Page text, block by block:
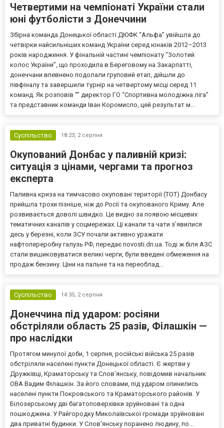
Четвертими на чемпіонаті України стали
юні футболісти з Донеччини
Збірна команда Донецької області ДЮФК “Альфа” увійшла до
четвірки найсильніших команд України серед юнаків 2012–2013
років народження. У фінальній частині чемпіонату “Золотий
колос України”, що проходила в Береговому на Закарпатті,
донеччани впевнено подолали груповий етап, дійшли до
півфіналу та завершили турнір на четвертому місці серед 11
команд. Як розповів “” директор ГО “Спортивна молодіжна ліга”
та представник команди Іван Коромисло, цей результат м...
Суспільство 18:23, 2 серпня
Окупований Донбас у паливній кризі:
ситуація з цінами, чергами та прогноз
експерта
Паливна криза на тимчасово окуповані території (ТОТ) Донбасу
прийшла трохи пізніше, ніж до Росії та окупованого Криму. Але
розвивається доволі швидко. Це видно за появою місцевих
тематичних каналів у соцмережах. Ці канали та чати з’явилися
десь у березні, коли ЗСУ почали активно уражати
нафтопереробну галузь РФ, передає novosti.dn.ua. Тоді ж біля АЗС
стали вишиковуватися великі черги, були введені обмеження на
продаж бензину. Ціни на пальне та на переоблад...
Суспільство 14:35, 2 серпня
Донеччина під ударом: росіяни
обстріляли область 25 разів, Філашкін —
про наслідки
Протягом минулої доби, 1 серпня, російські війська 25 разів
обстріляли населені пункти Донецької області. Є жертви у
Дружківці, Краматорську та Слов’янську, повідомив начальник
ОВА Вадим Філашкін. За його словами, під ударом опинились
населені пункти Покровського та Краматорського районів. У
Білозерському дві багатоповерхівки зруйновані та одна
пошкоджена. У Райгородку Миколаївської громади зруйновані
два приватні будинки. У Слов’янську поранено людину, по...